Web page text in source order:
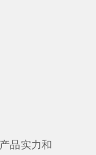
品实力和